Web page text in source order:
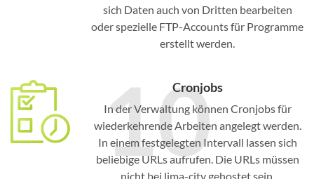
sich Daten auch von Dritten bearbeiten
oder spezielle FTP-Accounts für Programme
erstellt werden.
10
Cronjobs
In der Verwaltung können Cronjobs für
wiederkehrende Arbeiten angelegt werden.
In einem festgelegten Intervall lassen sich
beliebige URLs aufrufen. Die URLs müssen
nicht bei lima-city gehostet sein.